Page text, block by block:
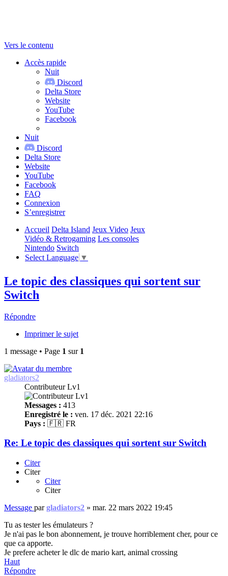
Vers le contenu
Accès rapide
Nuit
Discord
Delta Store
Website
YouTube
Facebook
Nuit
Discord
Delta Store
Website
YouTube
Facebook
FAQ
Connexion
S’enregistrer
Accueil Delta Island Jeux Video Jeux
Vidéo & Retrogaming Les consoles
Nintendo Switch
Select Language ▼
Le topic des classiques qui sortent sur
Switch
Répondre
Imprimer le sujet
1 message • Page 1 sur 1
gladiators2
Contributeur Lv1
Messages : 413
Enregistré le : ven. 17 déc. 2021 22:16
Pays : 🇫🇷 FR
Re: Le topic des classiques qui sortent sur Switch
Citer
Citer
Citer
Citer
Message pargladiators2 » mar. 22 mars 2022 19:45
Tu as tester les émulateurs ?
Je n'ai pas le bon abonnement, je trouve horriblement cher, pour ce
que ca apporte.
Je prefere acheter le dlc de mario kart, animal crossing
Haut
Répondre